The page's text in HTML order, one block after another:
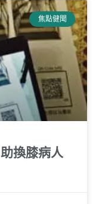
焦點健聞
換膝病人